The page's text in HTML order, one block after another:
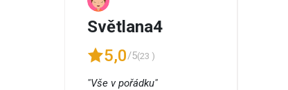
Světlana4
5,0/5(23 )
"Vše v pořádku"